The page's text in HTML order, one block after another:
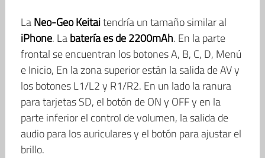
LaNeo-GeoKeitaitendría un tamaño similar al
iPhone. Labatería es de 2200mAh. En la parte
frontal se encuentran los botones A, B, C, D, Menú
e Inicio, En la zona superior están la salida de AV y
los botones L1/L2 y R1/R2. En un lado la ranura
para tarjetas SD, el botón de ON y OFF y en la
parte inferior el control de volumen, la salida de
audio para los auriculares y el botón para ajustar el
brillo.